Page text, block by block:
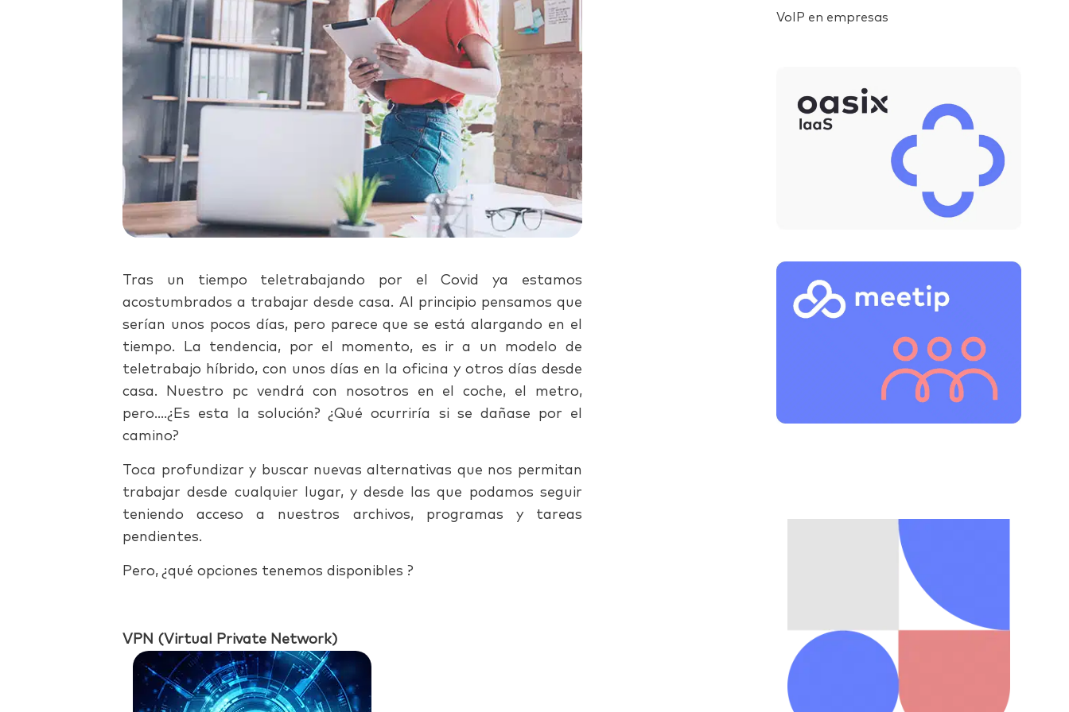
Tras un tiempo teletrabajando por el Covid ya estamos
acostumbrados a trabajar desde casa. Al principio pensamos que
serían unos pocos días, pero parece que se está alargando en el
tiempo. La tendencia, por el momento, es ir a un modelo de
teletrabajo híbrido, con unos días en la oficina y otros días desde
casa. Nuestro pc vendrá con nosotros en el coche, el metro,
pero….¿Es esta la solución? ¿Qué ocurriría si se dañase por el
camino?
Toca profundizar y buscar nuevas alternativas que nos permitan
trabajar desde cualquier lugar, y desde las que podamos seguir
teniendo acceso a nuestros archivos, programas y tareas
pendientes.
Pero, ¿qué opciones tenemos disponibles ?
VPN (Virtual Private Network)
VoIP en empresas